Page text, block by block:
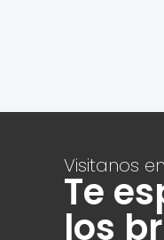
Visitanos
Te
los